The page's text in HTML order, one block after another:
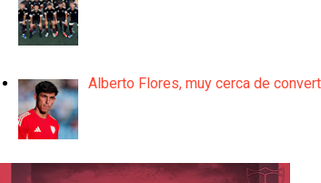
Alberto Flores, muy cerca de